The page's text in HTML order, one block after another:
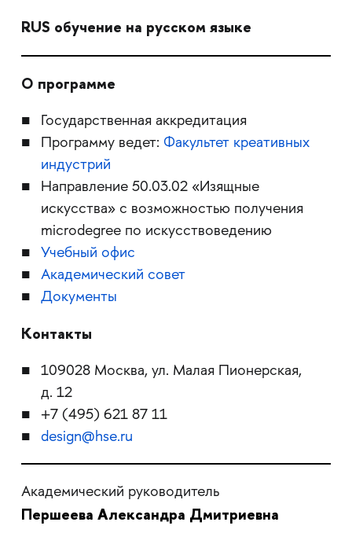
RUS обучение на русском языке
О программе
Государственная аккредитация
Программу ведет: Факультет креативных
индустрий
Направление 50.03.02 «Изящные
искусства» с возможностью получения
microdegree по искусствоведению
Учебный офис
Академический совет
Документы
Контакты
109028 Москва, ул. Малая Пионерская,
д. 12
+7 (495) 621 87 11
design@hse.ru
Академический руководитель
Першеева Александра Дмитриевна